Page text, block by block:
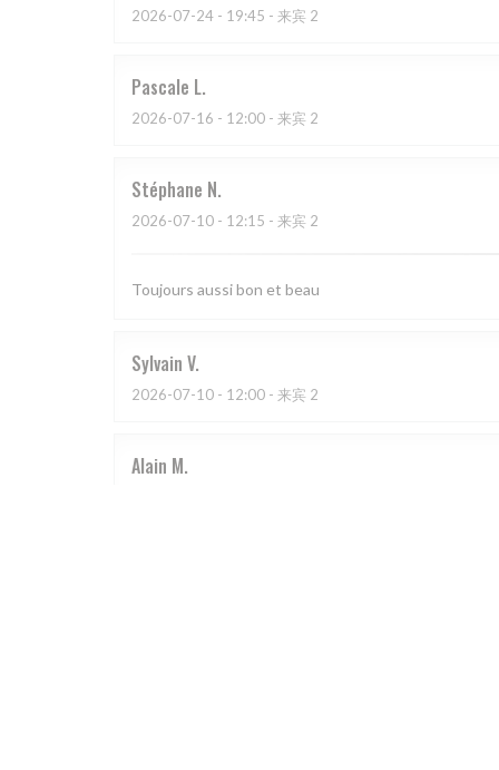
2026-07-24 - 19:45 - 来宾 2
Pascale L
2026-07-16 - 12:00 - 来宾 2
Stéphane N
2026-07-10 - 12:15 - 来宾 2
Toujours aussi bon et beau
Sylvain V
2026-07-10 - 12:00 - 来宾 2
Alain M